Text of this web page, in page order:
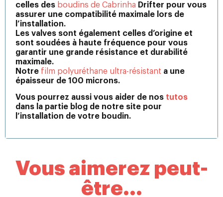
celles des boudins de Cabrinha Drifter pour vous
assurer une compatibilité maximale lors de
l’installation.
Les valves sont également celles d’origine et
sont soudées à haute fréquence pour vous
garantir une grande résistance et durabilité
maximale.
Notre film polyuréthane ultra-résistant a une
épaisseur de 100 microns.
Vous pourrez aussi vous aider de nos tutos
dans la partie blog de notre site pour
l’installation de votre boudin.
Vous aimerez peut-
être...